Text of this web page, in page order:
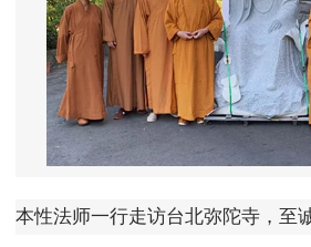
本性法师一行走访台北弥陀寺，至